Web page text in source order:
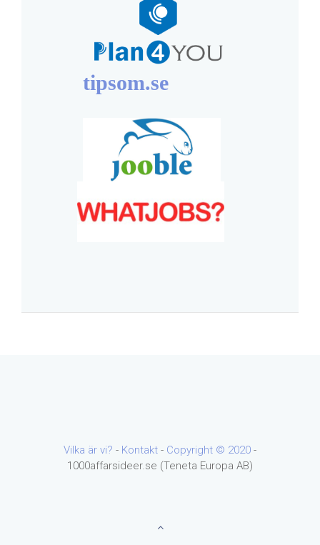
tipsom.se
Vilka är vi? - Kontakt - Copyright © 2020 -
1000affarsideer.se (Teneta Europa AB)